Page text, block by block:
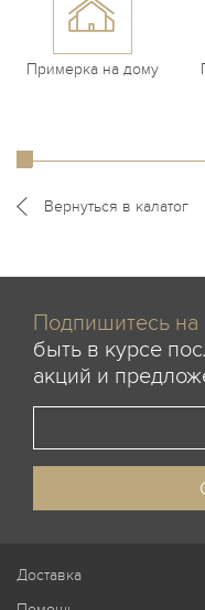
Примерка на дому
Вернуться в калатог
Подпишитесь на
быть в курсе
акций и
Доставка